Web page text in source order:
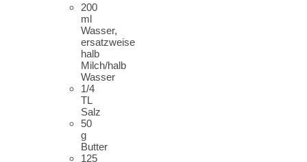
200
ml
Wasser,
ersatzweise
halb
Milch/halb
Wasser
1/4
TL
Salz
50
g
Butter
125